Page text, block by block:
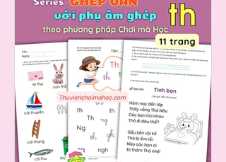
nh. Âm này xuất hiện nhiều trong
lời nói hằng ngày (nhà, nho, nhẹ,
nhổ, nhớ…) nhưng nếu không luyện
đúng cách, bé dễ đọc thiếu âm, bỏ
âm hoặc nhầm với n. Bộ học liệu
Ghép vần với âm nh được thiết kế
theo đúng mạch Chơi mà Học:👉
nhìn hình – nhận diện – lặp lại –
ghép dễ – đọc nhanh – hiểu sâu.